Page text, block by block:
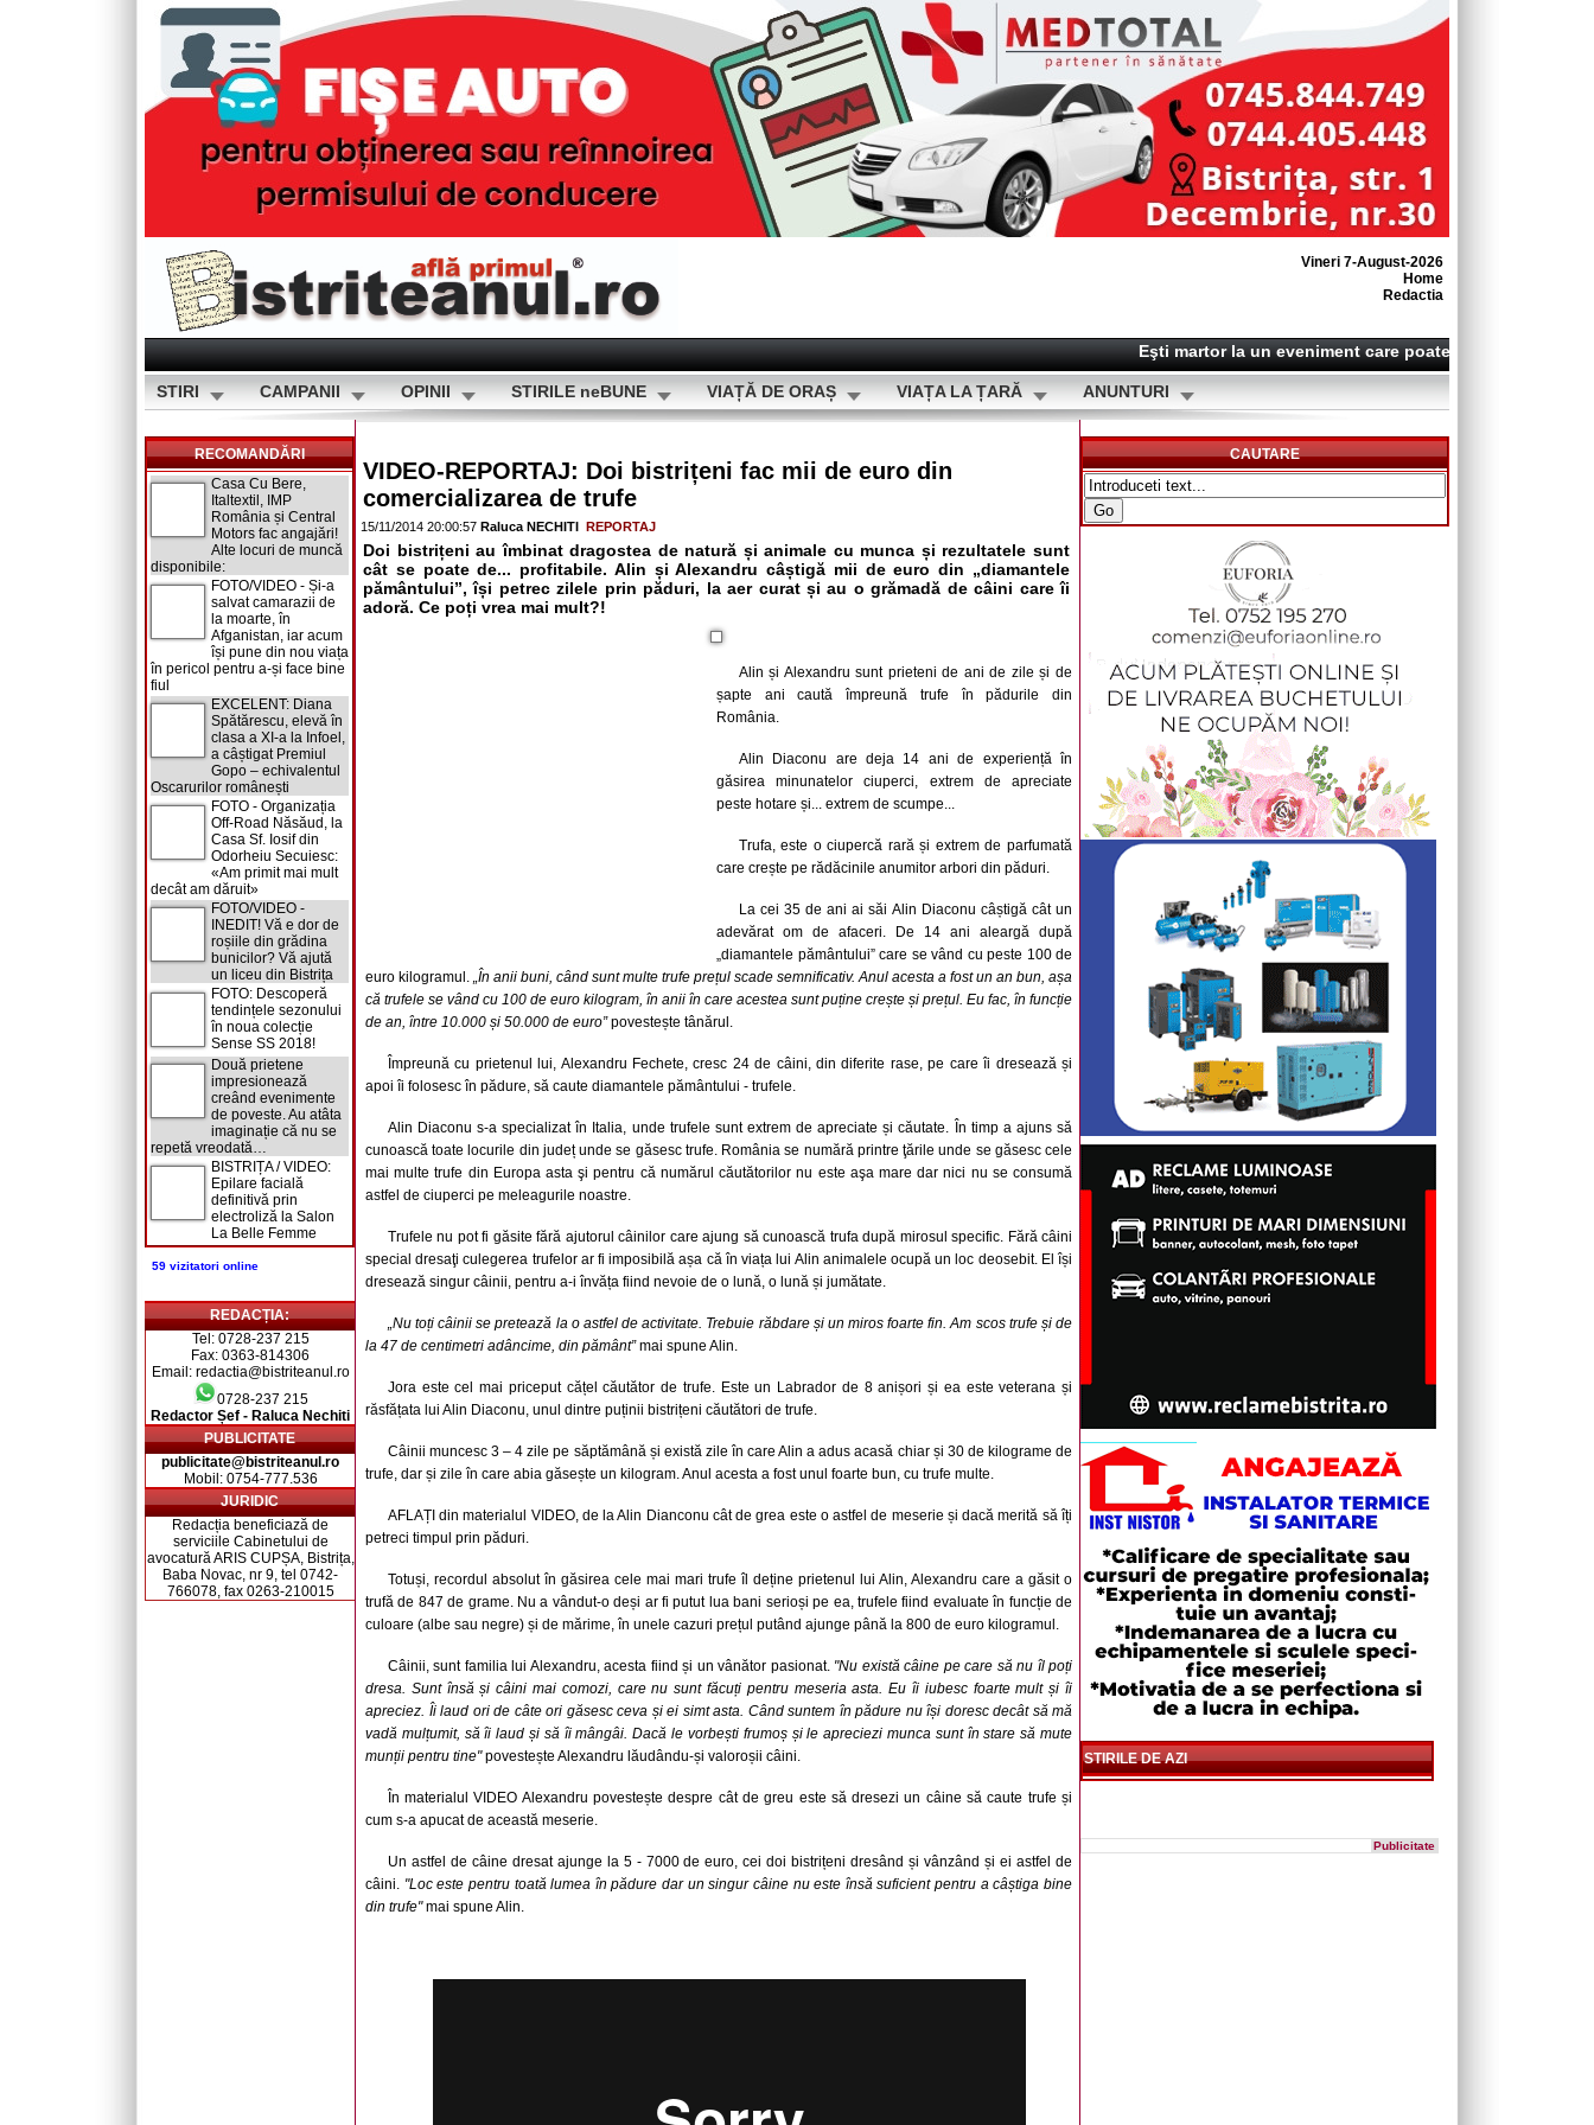
Vineri 7-August-2026
Home
Redactia
Eşti martor la un eveniment care poate deveni o ştire?
STIRI CAMPANII OPINII STIRILE neBUNE VIAȚĂ DE ORAȘ VIAȚA LA ȚARĂ ANUNTURI
RECOMANDĂRI
Casa Cu Bere,
Italtextil, IMP
România și Central
Motors fac angajări!
Alte locuri de muncă
disponibile:
FOTO/VIDEO - Și-a
salvat camarazii de
la moarte, în
Afganistan, iar acum
își pune din nou viața
în pericol pentru a-și face bine
fiul
EXCELENT: Diana
Spătărescu, elevă în
clasa a XI-a la Infoel,
a câștigat Premiul
Gopo – echivalentul
Oscarurilor românești
FOTO - Organizația
Off-Road Năsăud, la
Casa Sf. Iosif din
Odorheiu Secuiesc:
«Am primit mai mult
decât am dăruit»
FOTO/VIDEO -
INEDIT! Vă e dor de
roșiile din grădina
bunicilor? Vă ajută
un liceu din Bistrița
FOTO: Descoperă
tendințele sezonului
în noua colecție
Sense SS 2018!
Două prietene
impresionează
creând evenimente
de poveste. Au atâta
imaginație că nu se
repetă vreodată…
BISTRIȚA / VIDEO:
Epilare facială
definitivă prin
electroliză la Salon
La Belle Femme
59 vizitatori online
REDACȚIA:
Tel: 0728-237 215
Fax: 0363-814306
Email: redactia@bistriteanul.ro
0728-237 215
Redactor Șef - Raluca Nechiti
PUBLICITATE
publicitate@bistriteanul.ro
Mobil: 0754-777.536
JURIDIC
Redacția beneficiază de
serviciile Cabinetului de
avocatură ARIS CUPȘA, Bistrița,
Baba Novac, nr 9, tel 0742-
766078, fax 0263-210015
VIDEO-REPORTAJ: Doi bistrițeni fac mii de euro din
comercializarea de trufe
15/11/2014 20:00:57 Raluca NECHITI REPORTAJ
Doi bistrițeni au îmbinat dragostea de natură și animale cu munca și rezultatele sunt
cât se poate de... profitabile. Alin și Alexandru câștigă mii de euro din „diamantele
pământului”, își petrec zilele prin păduri, la aer curat și au o grămadă de câini care îi
adoră. Ce poți vrea mai mult?!
Alin și Alexandru sunt prieteni de ani de zile și de
șapte ani caută împreună trufe în pădurile din
România.
Alin Diaconu are deja 14 ani de experiență în
găsirea minunatelor ciuperci, extrem de apreciate
peste hotare și... extrem de scumpe...
Trufa, este o ciupercă rară și extrem de parfumată
care crește pe rădăcinile anumitor arbori din păduri.
La cei 35 de ani ai săi Alin Diaconu câștigă cât un
adevărat om de afaceri. De 14 ani aleargă după
„diamantele pământului” care se vând cu peste 100 de
euro kilogramul. „În anii buni, când sunt multe trufe prețul scade semnificativ. Anul acesta a fost un an bun, așa
că trufele se vând cu 100 de euro kilogram, în anii în care acestea sunt puține crește și prețul. Eu fac, în funcție
de an, între 10.000 și 50.000 de euro”povestește tânărul.
Împreună cu prietenul lui, Alexandru Fechete, cresc 24 de câini, din diferite rase, pe care îi dresează și
apoi îi folosesc în pădure, să caute diamantele pământului - trufele.
Alin Diaconu s-a specializat în Italia, unde trufele sunt extrem de apreciate și căutate. În timp a ajuns să
cunoască toate locurile din județ unde se găsesc trufe. România se numără printre ţările unde se găsesc cele
mai multe trufe din Europa asta şi pentru că numărul căutătorilor nu este aşa mare dar nici nu se consumă
astfel de ciuperci pe meleagurile noastre.
Trufele nu pot fi găsite fără ajutorul câinilor care ajung să cunoască trufa după mirosul specific. Fără câini
special dresaţi culegerea trufelor ar fi imposibilă așa că în viața lui Alin animalele ocupă un loc deosebit. El își
dresează singur câinii, pentru a-i învăța fiind nevoie de o lună, o lună și jumătate.
„Nu toți câinii se pretează la o astfel de activitate. Trebuie răbdare și un miros foarte fin. Am scos trufe și de
la 47 de centimetri adâncime, din pământ”mai spune Alin.
Jora este cel mai priceput cățel căutător de trufe. Este un Labrador de 8 anișori și ea este veterana și
răsfățata lui Alin Diaconu, unul dintre puținii bistrițeni căutători de trufe.
Câinii muncesc 3 – 4 zile pe săptămână și există zile în care Alin a adus acasă chiar și 30 de kilograme de
trufe, dar și zile în care abia găsește un kilogram. Anul acesta a fost unul foarte bun, cu trufe multe.
AFLAȚI din materialul VIDEO, de la Alin Dianconu cât de grea este o astfel de meserie și dacă merită să îți
petreci timpul prin păduri.
Totuși, recordul absolut în găsirea cele mai mari trufe îl deține prietenul lui Alin, Alexandru care a găsit o
trufă de 847 de grame. Nu a vândut-o deși ar fi putut lua bani serioși pe ea, trufele fiind evaluate în funcție de
culoare (albe sau negre) și de mărime, în unele cazuri prețul putând ajunge până la 800 de euro kilogramul.
Câinii, sunt familia lui Alexandru, acesta fiind și un vânător pasionat."Nu există câine pe care să nu îl poți
dresa. Sunt însă și câini mai comozi, care nu sunt făcuți pentru meseria asta. Eu îi iubesc foarte mult și îi
apreciez. Îi laud ori de câte ori găsesc ceva și ei simt asta. Când suntem în pădure nu își doresc decât să mă
vadă mulțumit, să îi laud și să îi mângâi. Dacă le vorbești frumoș și le apreciezi munca sunt în stare să mute
munții pentru tine"povestește Alexandru lăudându-și valoroșii câini.
În materialul VIDEO Alexandru povestește despre cât de greu este să dresezi un câine să caute trufe și
cum s-a apucat de această meserie.
Un astfel de câine dresat ajunge la 5 - 7000 de euro, cei doi bistrițeni dresând și vânzând și ei astfel de
câini. "Loc este pentru toată lumea în pădure dar un singur câine nu este însă suficient pentru a câștiga bine
din trufe"mai spune Alin.
CAUTARE
STIRILE DE AZI
Publicitate